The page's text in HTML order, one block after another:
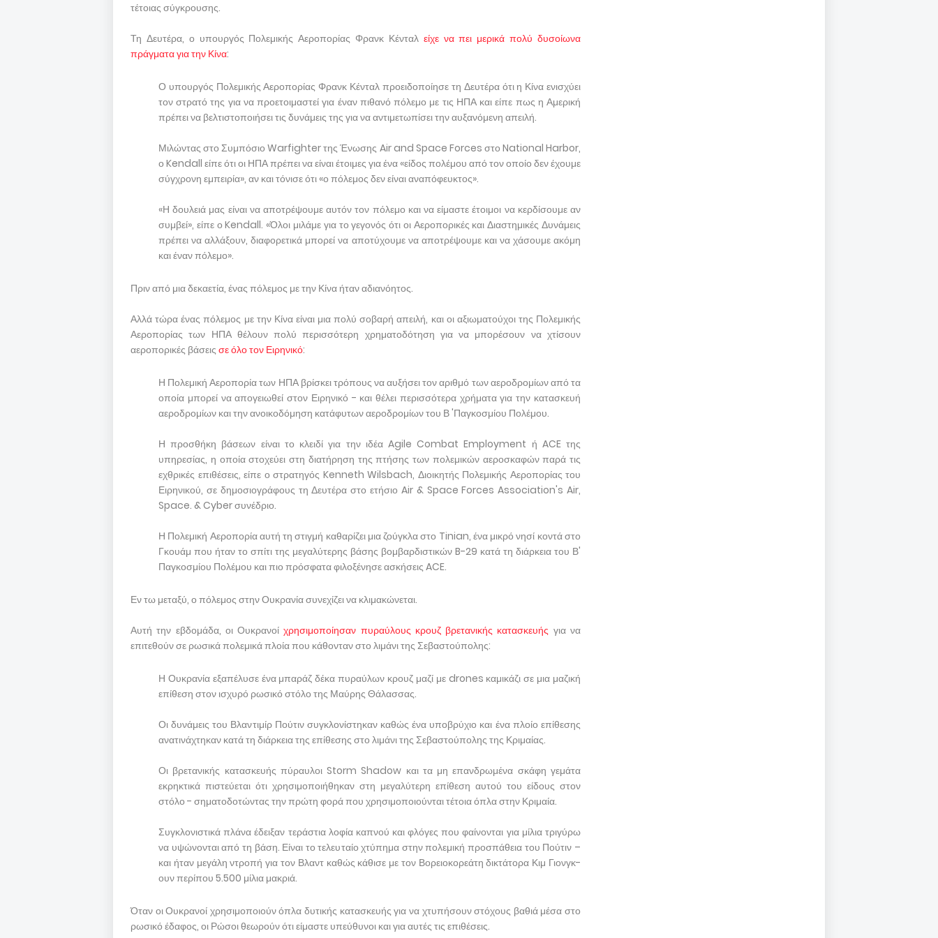
τέτοιας σύγκρουσης.
Τη Δευτέρα, ο υπουργός Πολεμικής Αεροπορίας Φρανκ Κένταλ είχε να πει μερικά πολύ δυσοίωνα
πράγματα για την Κίνα:
Ο υπουργός Πολεμικής Αεροπορίας Φρανκ Κένταλ προειδοποίησε τη Δευτέρα ότι η Κίνα ενισχύει
τον στρατό της για να προετοιμαστεί για έναν πιθανό πόλεμο με τις ΗΠΑ και είπε πως η Αμερική
πρέπει να βελτιστοποιήσει τις δυνάμεις της για να αντιμετωπίσει την αυξανόμενη απειλή.
Μιλώντας στο Συμπόσιο Warfighter της Ένωσης Air and Space Forces στο National Harbor,
ο Kendall είπε ότι οι ΗΠΑ πρέπει να είναι έτοιμες για ένα «είδος πολέμου από τον οποίο δεν έχουμε
σύγχρονη εμπειρία», αν και τόνισε ότι «ο πόλεμος δεν είναι αναπόφευκτος».
«Η δουλειά μας είναι να αποτρέψουμε αυτόν τον πόλεμο και να είμαστε έτοιμοι να κερδίσουμε αν
συμβεί», είπε ο Kendall. «Όλοι μιλάμε για το γεγονός ότι οι Αεροπορικές και Διαστημικές Δυνάμεις
πρέπει να αλλάξουν, διαφορετικά μπορεί να αποτύχουμε να αποτρέψουμε και να χάσουμε ακόμη
και έναν πόλεμο».
Πριν από μια δεκαετία, ένας πόλεμος με την Κίνα ήταν αδιανόητος.
Αλλά τώρα ένας πόλεμος με την Κίνα είναι μια πολύ σοβαρή απειλή, και οι αξιωματούχοι της Πολεμικής
Αεροπορίας των ΗΠΑ θέλουν πολύ περισσότερη χρηματοδότηση για να μπορέσουν να χτίσουν
αεροπορικές βάσειςσε όλο τον Ειρηνικό:
Η Πολεμική Αεροπορία των ΗΠΑ βρίσκει τρόπους να αυξήσει τον αριθμό των αεροδρομίων από τα
οποία μπορεί να απογειωθεί στον Ειρηνικό - και θέλει περισσότερα χρήματα για την κατασκευή
αεροδρομίων και την ανοικοδόμηση κατάφυτων αεροδρομίων του Β 'Παγκοσμίου Πολέμου.
Η προσθήκη βάσεων είναι το κλειδί για την ιδέα Agile Combat Employment ή ACE της
υπηρεσίας, η οποία στοχεύει στη διατήρηση της πτήσης των πολεμικών αεροσκαφών παρά τις
εχθρικές επιθέσεις, είπε ο στρατηγός Kenneth Wilsbach, Διοικητής Πολεμικής Αεροπορίας του
Ειρηνικού, σε δημοσιογράφους τη Δευτέρα στο ετήσιο Air & Space Forces Association's Air,
Space. & Cyber ​​συνέδριο.
Η Πολεμική Αεροπορία αυτή τη στιγμή καθαρίζει μια ζούγκλα στο Tinian, ένα μικρό νησί κοντά στο
Γκουάμ που ήταν το σπίτι της μεγαλύτερης βάσης βομβαρδιστικών B-29 κατά τη διάρκεια του Β'
Παγκοσμίου Πολέμου και πιο πρόσφατα φιλοξένησε ασκήσεις ACE.
Εν τω μεταξύ, ο πόλεμος στην Ουκρανία συνεχίζει να κλιμακώνεται.
Αυτή την εβδομάδα, οι Ουκρανοίχρησιμοποίησαν πυραύλους κρουζ βρετανικής κατασκευής για να
επιτεθούν σε ρωσικά πολεμικά πλοία που κάθονταν στο λιμάνι της Σεβαστούπολης:
Η Ουκρανία εξαπέλυσε ένα μπαράζ δέκα πυραύλων κρουζ μαζί με drones καμικάζι σε μια μαζική
επίθεση στον ισχυρό ρωσικό στόλο της Μαύρης Θάλασσας.
Οι δυνάμεις του Βλαντιμίρ Πούτιν συγκλονίστηκαν καθώς ένα υποβρύχιο και ένα πλοίο επίθεσης
ανατινάχτηκαν κατά τη διάρκεια της επίθεσης στο λιμάνι της Σεβαστούπολης της Κριμαίας.
Οι βρετανικής κατασκευής πύραυλοι Storm Shadow και τα μη επανδρωμένα σκάφη γεμάτα
εκρηκτικά πιστεύεται ότι χρησιμοποιήθηκαν στη μεγαλύτερη επίθεση αυτού του είδους στον
στόλο - σηματοδοτώντας την πρώτη φορά που χρησιμοποιούνται τέτοια όπλα στην Κριμαία.
Συγκλονιστικά πλάνα έδειξαν τεράστια λοφία καπνού και φλόγες που φαίνονται για μίλια τριγύρω
να υψώνονται από τη βάση. Είναι το τελευταίο χτύπημα στην πολεμική προσπάθεια του Πούτιν –
και ήταν μεγάλη ντροπή για τον Βλαντ καθώς κάθισε με τον Βορειοκορεάτη δικτάτορα Κιμ Γιονγκ-
ουν περίπου 5.500 μίλια μακριά.
Όταν οι Ουκρανοί χρησιμοποιούν όπλα δυτικής κατασκευής για να χτυπήσουν στόχους βαθιά μέσα στο
ρωσικό έδαφος, οι Ρώσοι θεωρούν ότι είμαστε υπεύθυνοι και για αυτές τις επιθέσεις.